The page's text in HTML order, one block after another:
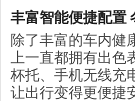
丰富智能便捷配置
除了丰富的车内健
上一直都拥有出
杯托、手机无线充
让出行变得更便捷